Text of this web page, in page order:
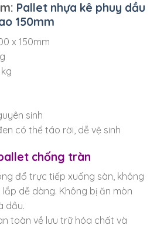
Pallet nhựa kê phuy dầu
150mm
x 150mm
sinh
có thể táo rời, dễ vệ sinh
chống tràn
đổ trực tiếp xuống sàn, không
dễ dàng. Không bị ăn mòn
dầu.
toàn về lưu trữ hóa chất và